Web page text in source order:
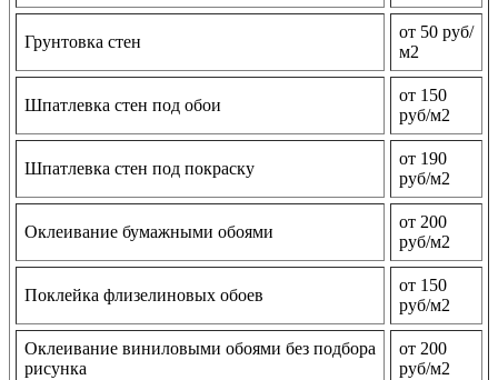
Грунтовка стен
от 50 руб/
м2
Шпатлевка стен под обои
от 150
руб/м2
Шпатлевка стен под покраску
от 190
руб/м2
Оклеивание бумажными обоями
от 200
руб/м2
Поклейка флизелиновых обоев
от 150
руб/м2
Оклеивание виниловыми обоями без подбора
рисунка
от 200
руб/м2